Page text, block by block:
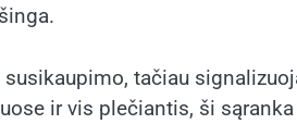
tačiau
ir vis plečiantis, ši